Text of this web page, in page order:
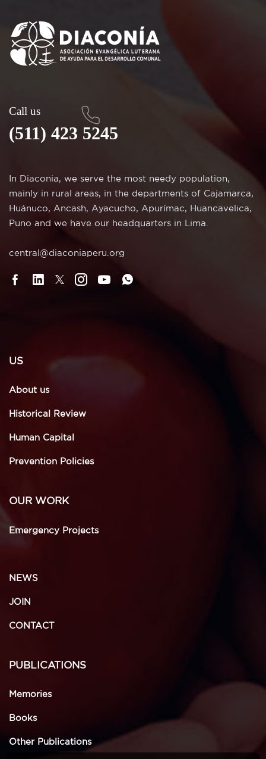
Call us
(511) 423 5245
In Diaconia, we serve the most needy population,
mainly in rural areas, in the departments of Cajamarca,
Huánuco, Ancash, Ayacucho, Apurímac, Huancavelica,
Puno and we have our headquarters in Lima.
central@diaconiaperu.org
US
About us
Historical Review
Human Capital
Prevention Policies
OUR WORK
Emergency Projects
NEWS
JOIN
CONTACT
PUBLICATIONS
Memories
Books
Other Publications